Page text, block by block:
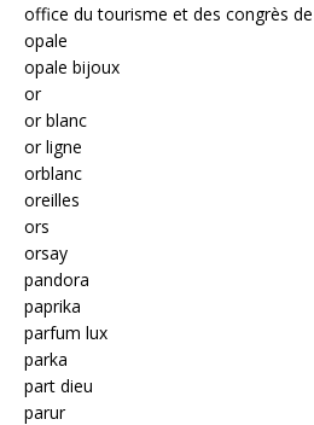
office du tourisme et des congrès
opale
opale bijoux
or
or blanc
or ligne
orblanc
oreilles
ors
orsay
pandora
paprika
parfum lux
parka
part dieu
parur